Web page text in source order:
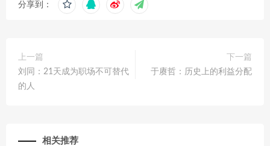
分享到：
上一篇
刘同：21天成为职场不可替代
的人
下一篇
于赓哲：历史上的利益分配
相关推荐